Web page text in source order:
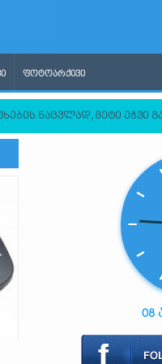
ᲤᲝᲢᲝᲐᲠᲥᲘᲕᲘ
ნაცვლად, მეტი
08